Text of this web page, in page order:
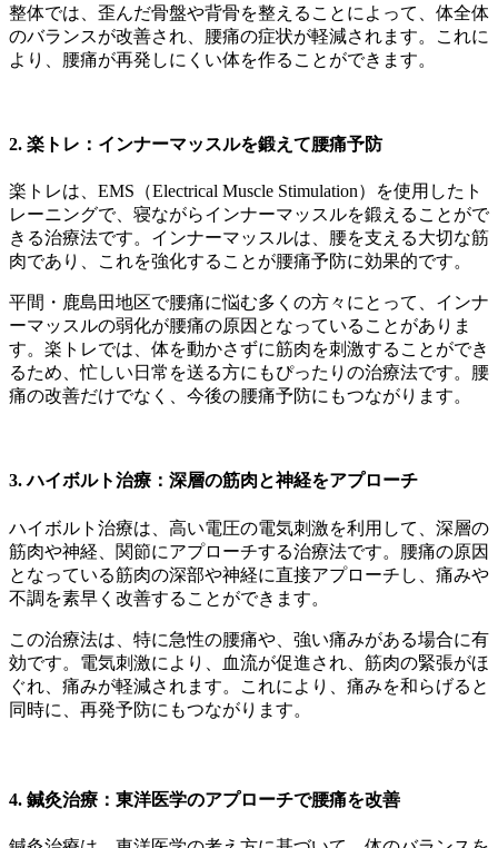
整体では、歪んだ骨盤や背骨を整えることによって、体全体
のバランスが改善され、腰痛の症状が軽減されます。これに
より、腰痛が再発しにくい体を作ることができます。
2. 楽トレ：インナーマッスルを鍛えて腰痛予防
楽トレは、EMS（Electrical Muscle Stimulation）を使用したト
レーニングで、寝ながらインナーマッスルを鍛えることがで
きる治療法です。インナーマッスルは、腰を支える大切な筋
肉であり、これを強化することが腰痛予防に効果的です。
平間・鹿島田地区で腰痛に悩む多くの方々にとって、インナ
ーマッスルの弱化が腰痛の原因となっていることがありま
す。楽トレでは、体を動かさずに筋肉を刺激することができ
るため、忙しい日常を送る方にもぴったりの治療法です。腰
痛の改善だけでなく、今後の腰痛予防にもつながります。
3.ハイボルト治療：深層の筋肉と神経をアプローチ
ハイボルト治療は、高い電圧の電気刺激を利用して、深層の
筋肉や神経、関節にアプローチする治療法です。腰痛の原因
となっている筋肉の深部や神経に直接アプローチし、痛みや
不調を素早く改善することができます。
この治療法は、特に急性の腰痛や、強い痛みがある場合に有
効です。電気刺激により、血流が促進され、筋肉の緊張がほ
ぐれ、痛みが軽減されます。これにより、痛みを和らげると
同時に、再発予防にもつながります。
4. 鍼灸治療：東洋医学のアプローチで腰痛を改善